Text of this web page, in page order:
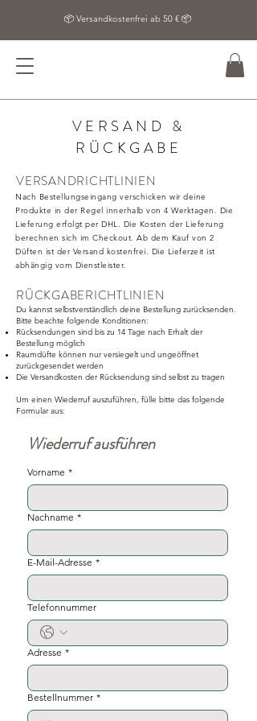
📦 Versandkostenfrei ab 50 € 📦
VERSAND &
RÜCKGABE
VERSANDRICHTLINIEN
Nach Bestellungseingang verschicken wir deine
Produkte in der Regel innerhalb von 4 Werktagen. Die
Lieferung erfolgt per DHL. Die Kosten der Lieferung
berechnen sich im Checkout. Ab dem Kauf von 2
Düften ist der Versand kostenfrei. Die Lieferzeit ist
abhängig vom Dienstleister.
RÜCKGABERICHTLINIEN
Du kannst selbstverständlich deine Bestellung zurücksenden.
Bitte beachte folgende Konditionen:
Rücksendungen sind bis zu 14 Tage nach Erhalt der
Bestellung möglich
Raumdüfte können nur versiegelt und ungeöffnet
zurückgesendet werden
Die Versandkosten der Rücksendung sind selbst zu tragen
Um einen Wiederruf auszuführen, fülle bitte das folgende
Formular aus:
Wiederruf ausführen
Vorname *
Nachname *
E-Mail-Adresse *
Telefonnummer
Adresse *
Bestellnummer *